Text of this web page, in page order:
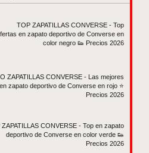
TOP ZAPATILLAS CONVERSE - Top
en zapato deportivo de Converse en
color negro 👟 Precios 2026
ZAPATILLAS CONVERSE - Las mejores
en zapato deportivo de Converse en rojo ⭐
Precios 2026
ZAPATILLAS CONVERSE - Top en zapato
deportivo de Converse en color verde 👟
Precios 2026